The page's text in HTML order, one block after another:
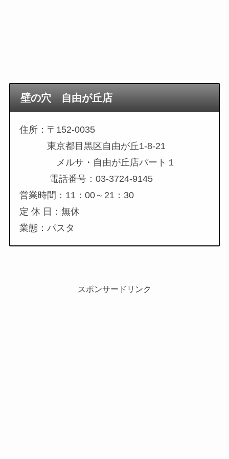
壁の穴 自由が丘店
住所：〒152-0035
東京都目黒区自由が丘1-8-21
メルサ・自由が丘店パート１
電話番号：03-3724-9145
営業時間：11：00～21：30
定 休 日：無休
業態：パスタ
スポンサードリンク